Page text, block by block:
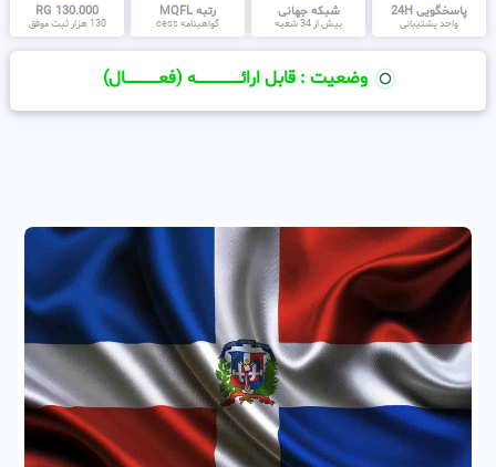
پاسخگویی 24H
واحد پشتیبانی
شبکه جهانی
بیش از 34 شعبه
رتبه MQFL
گواهینامه cess
130.000 RG
130 هزار ثبت موفق
وضعیت : قابل ارائــــــــــــــــــــه (فعـــــــــــــــال)